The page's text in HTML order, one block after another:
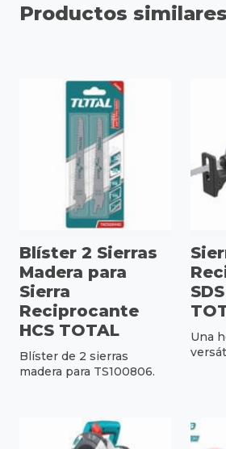
Productos similares
Blíster 2 Sierras
Madera para
Sierra
Reciprocante
HCS TOTAL
Blíster de 2 sierras
madera para TS100806.
Una